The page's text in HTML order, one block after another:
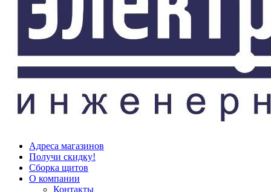
Адреса магазинов
Получи скидку!
Сборка щитов
О компании
Контакты